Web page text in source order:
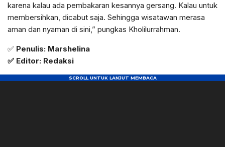
karena kalau ada pembakaran kesannya gersang. Kalau untuk
membersihkan, dicabut saja. Sehingga wisatawan merasa
aman dan nyaman di sini,” pungkas Kholilurrahman.
✅ Penulis: Marshelina
✅ Editor: Redaksi